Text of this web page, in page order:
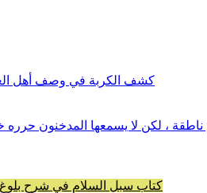
كشف الكربة في وصف أهل
، لكن لا يسمعها المدخنون حرره
كتاب سبل السلام في شرح بلوغ